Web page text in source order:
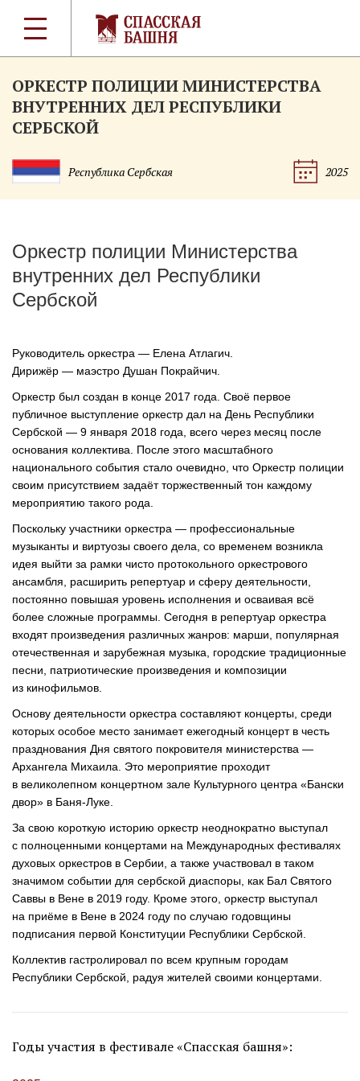
ОРКЕСТР ПОЛИЦИИ МИНИСТЕРСТВА
ВНУТРЕННИХ ДЕЛ РЕСПУБЛИКИ
СЕРБСКОЙ
Республика Сербская 2025
Оркестр полиции Министерства
внутренних дел Республики
Сербской
Руководитель оркестра — Елена Атлагич.
Дирижёр — маэстро Душан Покрайчич.
Оркестр был создан в конце 2017 года. Своё первое
публичное выступление оркестр дал на День Республики
Сербской — 9 января 2018 года, всего через месяц после
основания коллектива. После этого масштабного
национального события стало очевидно, что Оркестр полиции
своим присутствием задаёт торжественный тон каждому
мероприятию такого рода.
Поскольку участники оркестра — профессиональные
музыканты и виртуозы своего дела, со временем возникла
идея выйти за рамки чисто протокольного оркестрового
ансамбля, расширить репертуар и сферу деятельности,
постоянно повышая уровень исполнения и осваивая всё
более сложные программы. Сегодня в репертуар оркестра
входят произведения различных жанров: марши, популярная
отечественная и зарубежная музыка, городские традиционные
песни, патриотические произведения и композиции
из кинофильмов.
Основу деятельности оркестра составляют концерты, среди
которых особое место занимает ежегодный концерт в честь
празднования Дня святого покровителя министерства —
Архангела Михаила. Это мероприятие проходит
в великолепном концертном зале Культурного центра «Бански
двор» в Баня-Луке
За свою короткую историю оркестр неоднократно выступал
с полноценными концертами на Международных фестивалях
духовых оркестров в Сербии, а также участвовал в таком
значимом событии для сербской диаспоры, как Бал Святого
Саввы в Вене в 2019 году. Кроме этого, оркестр выступал
на приёме в Вене в 2024 году по случаю годовщины
подписания первой Конституции Республики Сербской.
Коллектив гастролировал по всем крупным городам
Республики Сербской, радуя жителей своими концертами.
Годы участия в фестивале «Спасская башня»: